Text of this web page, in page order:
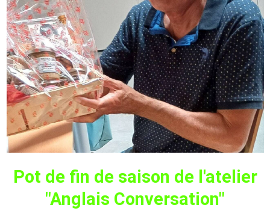
Pot de fin de saison de l'atelier
"Anglais Conversation"